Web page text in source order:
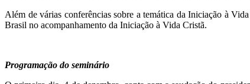
Além de várias conferências sobre a temática da Iniciação à
Brasil no acompanhamento da Iniciação à Vida Cristã.
Programação do seminário